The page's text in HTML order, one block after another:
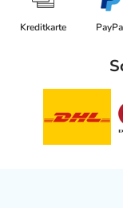
Kreditkarte